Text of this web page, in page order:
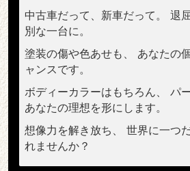
中古車だって、新車だって。 退
別な一台に。
塗装の傷や色あせも、 あなたの
ャンスです。
ボディーカラーはもちろん、 パ
あなたの理想を形にします。
想像力を解き放ち、 世界に一つ
れませんか？